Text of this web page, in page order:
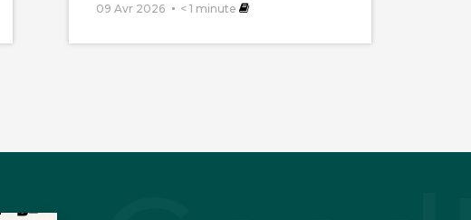
09 Avr 2026 < 1 minute